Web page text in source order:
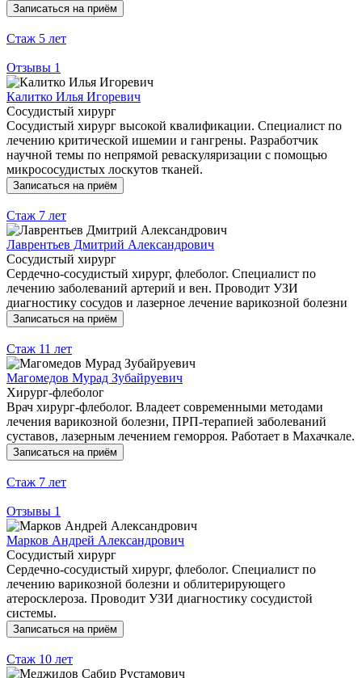
Записаться на приём
Стаж 5 лет
Отзывы 1
Калитко Илья Игоревич
Сосудистый хирург
Сосудистый хирург высокой квалификации. Специалист по
лечению критической ишемии и гангрены. Разработчик
научной темы по непрямой реваскуляризации с помощью
микрососудистых лоскутов тканей.
Записаться на приём
Стаж 7 лет
Лаврентьев Дмитрий Александрович
Сосудистый хирург
Сердечно-сосудистый хирург, флеболог. Специалист по
лечению заболеваний артерий и вен. Проводит УЗИ
диагностику сосудов и лазерное лечение варикозной болезни
Записаться на приём
Стаж 11 лет
Магомедов Мурад Зубайруевич
Хирург-флеболог
Врач хирург-флеболог. Владеет современными методами
лечения варикозной болезни, ПРП-терапией заболеваний
суставов, лазерным лечением геморроя. Работает в Махачкале.
Записаться на приём
Стаж 7 лет
Отзывы 1
Марков Андрей Александрович
Сосудистый хирург
Сердечно-сосудистый хирург, флеболог. Специалист по
лечению варикозной болезни и облитерирующего
атеросклероза. Проводит УЗИ диагностику сосудистой
системы.
Записаться на приём
Стаж 10 лет